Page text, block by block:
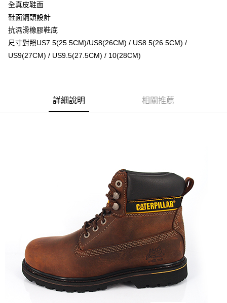
宅配
每筆NT$80，滿NT$1,000(含以上)免運費
全真皮鞋面
鞋面鋼頭設計
抗濕滑橡膠鞋底
尺寸對照US7.5(25.5CM)/US8(26CM) / US8.5(26.5CM) /
US9(27CM) / US9.5(27.5CM) / 10(28CM)
詳細說明 相關推薦